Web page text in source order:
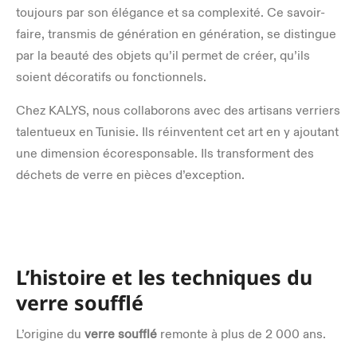
toujours par son élégance et sa complexité. Ce savoir-
faire, transmis de génération en génération, se distingue
par la beauté des objets qu’il permet de créer, qu’ils
soient décoratifs ou fonctionnels.
Chez KALYS, nous collaborons avec des artisans verriers
talentueux en Tunisie. Ils réinventent cet art en y ajoutant
une dimension écoresponsable. Ils transforment des
déchets de verre en pièces d’exception.
L’histoire et les techniques du
verre soufflé
L’origine du verre soufflé remonte à plus de 2 000 ans.